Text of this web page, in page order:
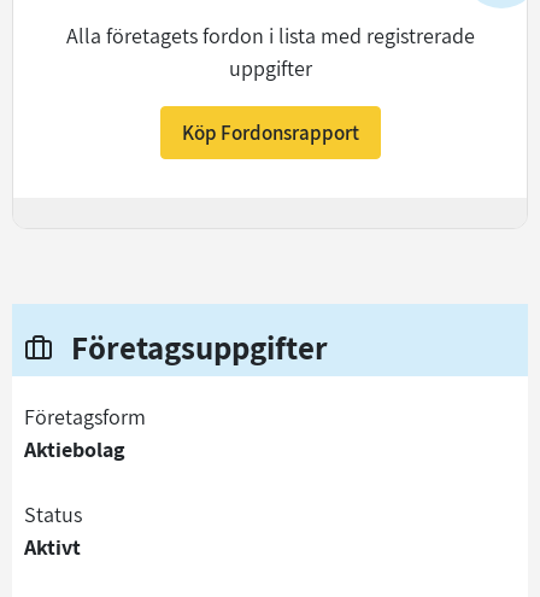
Alla företagets fordon i lista med registrerade
uppgifter
Köp Fordonsrapport
Företagsuppgifter
företagsform
Aktiebolag
status
Aktivt